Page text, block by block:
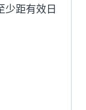
少距有效日